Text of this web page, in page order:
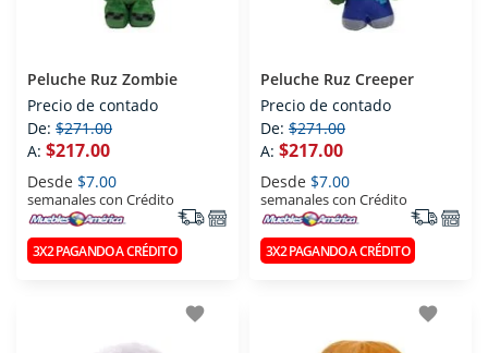
Peluche Ruz Zombie
Precio de contado
De: $271.00
A: $217.00
Desde $7.00
semanales con Crédito
3X2 PAGANDO A CRÉDITO
Peluche Ruz Creeper
Precio de contado
De: $271.00
A: $217.00
Desde $7.00
semanales con Crédito
3X2 PAGANDO A CRÉDITO
favorite favorite